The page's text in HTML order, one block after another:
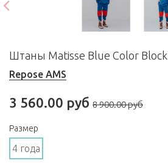
Штаны Matisse Blue Color Block
Repose AMS
3 560.00 руб 8 900.00 руб
Размер
4 года